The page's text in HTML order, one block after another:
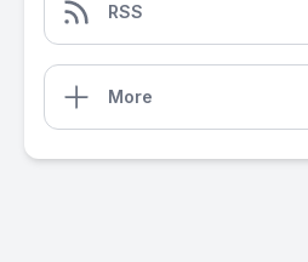
RSS
More